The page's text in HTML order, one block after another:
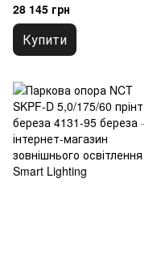
28 145 грн
Купити